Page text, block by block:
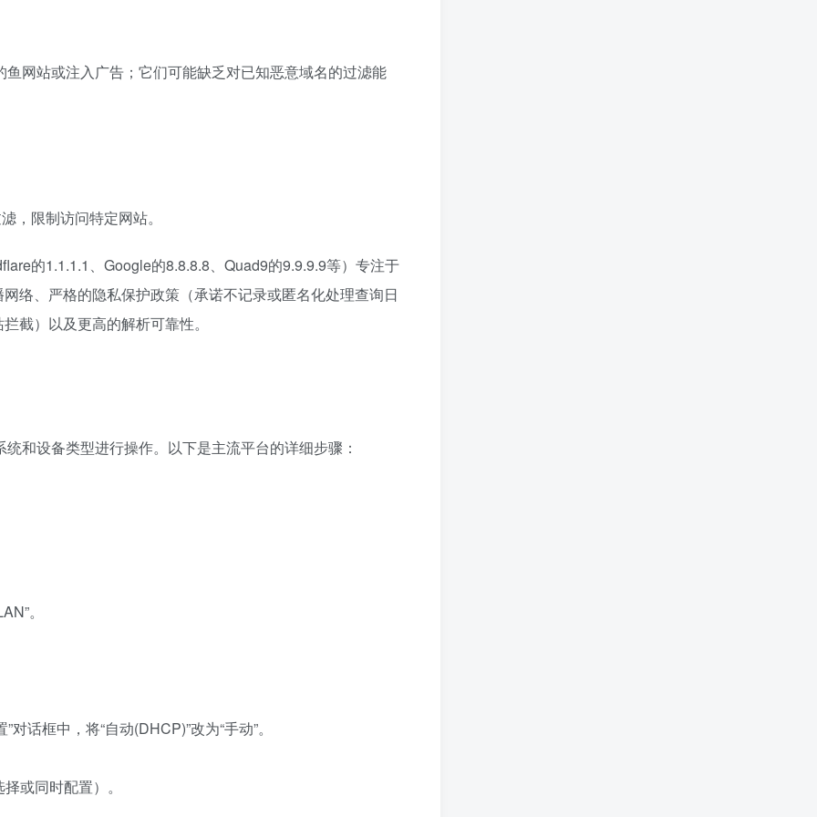
网站或注入广告；它们可能缺乏对已知恶意域名的过滤能
，限制访问特定网站。
的1.1.1.1、Google的8.8.8.8、Quad9的9.9.9.9等）专注于
络、严格的隐私保护政策（承诺不记录或匿名化处理查询日
截）以及更高的解析可靠性。
和设备类型进行操作。以下是主流平台的详细步骤：
。
对话框中，将“自动(DHCP)”改为“手动”。
或同时配置）。